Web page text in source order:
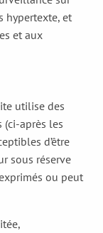
hypertexte, et
et aux
utilise des
après les
d’être
sous réserve
ou peut